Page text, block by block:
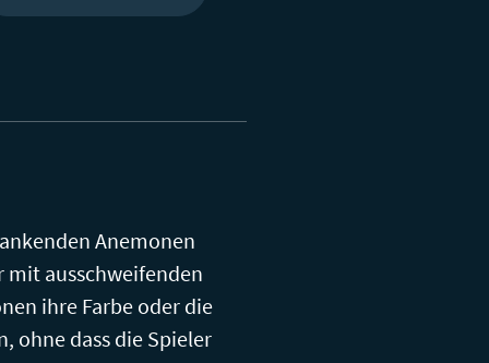
Anemonen
mit ausschweifenden
ihre Farbe oder die
ohne dass die Spieler